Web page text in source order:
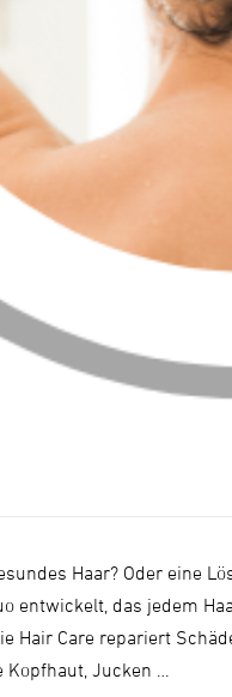
Haar? Oder eine
entwickelt, das jedem
Hair Care repariert
Jucken …